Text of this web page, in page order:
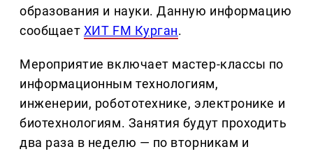
образования и науки. Данную информацию
сообщает ХИТ FM Курган.
Мероприятие включает мастер-классы по
информационным технологиям,
инженерии, робототехнике, электронике и
биотехнологиям. Занятия будут проходить
два раза в неделю — по вторникам и